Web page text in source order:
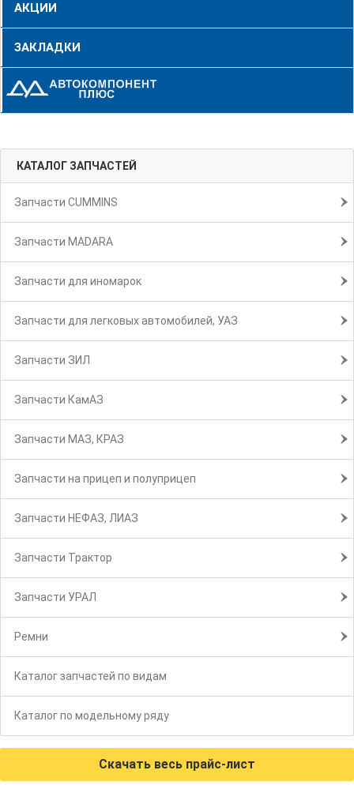
АКЦИИ
ЗАКЛАДКИ
КАТАЛОГ ЗАПЧАСТЕЙ
Запчасти CUMMINS
Запчасти MADARA
Запчасти для иномарок
Запчасти для легковых автомобилей, УАЗ
Запчасти ЗИЛ
Запчасти КамАЗ
Запчасти МАЗ, КРАЗ
Запчасти на прицеп и полуприцеп
Запчасти НЕФАЗ, ЛИАЗ
Запчасти Трактор
Запчасти УРАЛ
Ремни
Каталог запчастей по видам
Каталог по модельному ряду
Скачать весь прайс-лист